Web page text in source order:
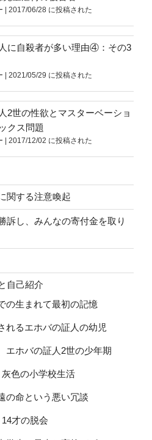
2017/06/28 に投稿された
に自殺者が多い理由④：その3
2021/05/29 に投稿された
2世の性欲とマスターベーショ
クス問題
2017/12/02 に投稿された
関する注意喚起
訴し、みんなの寄付金を取り
自己紹介
の生まれて最初の記憶
れるエホバの証人の幼児
エホバの証人2世の少年期
色の小学校生活
の命という悪い冗談
才の脱会